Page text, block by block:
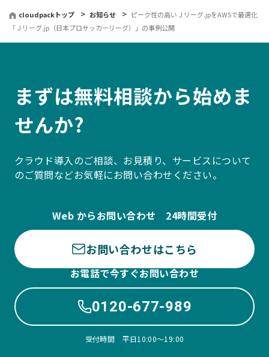
cloudpackトップ お知らせ
ピーク性の高いＪリーグ.jpをAWSで最適化
「Ｊリーグ.jp（日本プロサッカーリーグ）」の事例公開
まずは無料相談から始めま
せんか?
クラウド導入のご相談、お見積り、サービスについて
のご質問などお気軽にお問い合わせください。
Web からお問い合わせ 24時間受付
お問い合わせはこちら
お電話で今すぐお問い合わせ
0120-677-989
受付時間 平日10:00〜19:00